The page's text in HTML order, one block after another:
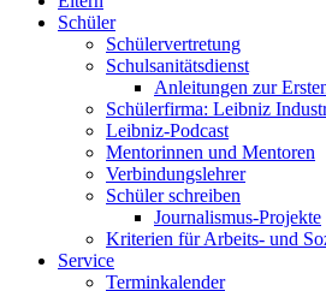
Schüler
Schülervertretung
Schulsanitätsdienst
Anleitungen zur
Schülerfirma: Leibniz
Leibniz-Podcast
Mentorinnen und Mentoren
Verbindungslehrer
Schüler schreiben
Journalismus-Projekte
Kriterien für Arbeits- und
Service
Terminkalender